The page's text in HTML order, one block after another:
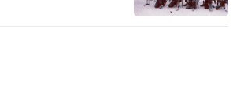
（责任编辑：张蕾 TT0001）